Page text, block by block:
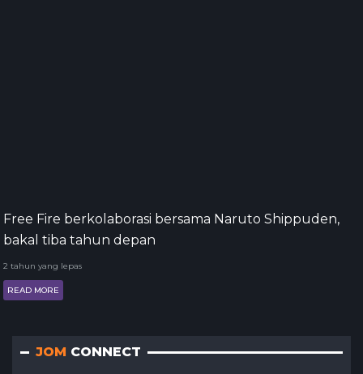
Free Fire berkolaborasi bersama Naruto Shippuden,
bakal tiba tahun depan
2 tahun yang lepas
READ MORE
JOM CONNECT